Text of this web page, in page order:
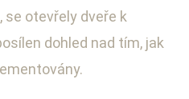
se otevřely dveře k
dohled nad tím, jak